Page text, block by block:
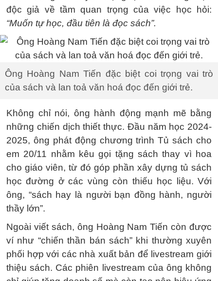
độc giả về tầm quan trọng của việc học hỏi:
“Muốn tự học, đầu tiên là đọc sách”.
Ông Hoàng Nam Tiến đặc biệt coi trọng vai trò
của sách và lan toả văn hoá đọc đến giới trẻ.
Không chỉ nói, ông hành động mạnh mẽ bằng
những chiến dịch thiết thực. Đầu năm học 2024-
2025, ông phát động chương trình Tủ sách cho
em 20/11 nhằm kêu gọi tặng sách thay vì hoa
cho giáo viên, từ đó góp phần xây dựng tủ sách
học đường ở các vùng còn thiếu học liệu. Với
ông, “sách hay là người bạn đồng hành, người
thầy lớn”.
Ngoài viết sách, ông Hoàng Nam Tiến còn được
ví như “chiến thần bán sách” khi thường xuyên
phối hợp với các nhà xuất bản để livestream giới
thiệu sách. Các phiên livestream của ông không